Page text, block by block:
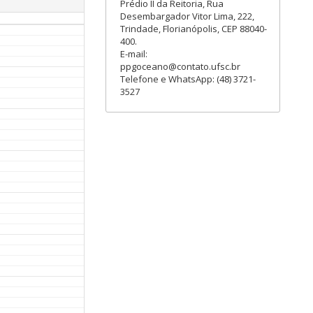
Prédio II da Reitoria, Rua
Desembargador Vitor Lima, 222,
Trindade, Florianópolis, CEP 88040-
400.
E-mail:
ppgoceano@contato.ufsc.br
Telefone e WhatsApp: (48) 3721-
3527